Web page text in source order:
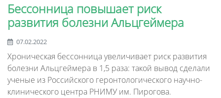
Бессонница повышает риск
развития болезни Альцгеймера
07.02.2022
Хроническая бессонница увеличивает риск развития
болезни Альцгеймера в 1,5 раза: такой вывод сделали
ученые из Российского геронтологического научно-
клинического центра РНИМУ им. Пирогова.